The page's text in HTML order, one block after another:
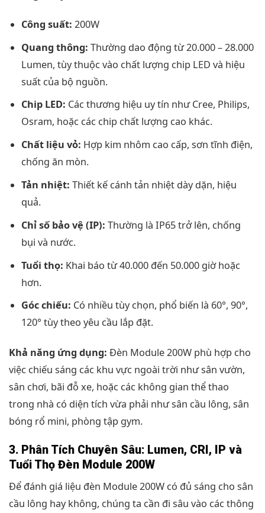
Công suất: 200W
Quang thông: Thường dao động từ 20.000 – 28.000
Lumen, tùy thuộc vào chất lượng chip LED và hiệu
suất của bộ nguồn.
Chip LED: Các thương hiệu uy tín như Cree, Philips,
Osram, hoặc các chip chất lượng cao khác.
Chất liệu vỏ: Hợp kim nhôm cao cấp, sơn tĩnh điện,
chống ăn mòn.
Tản nhiệt: Thiết kế cánh tản nhiệt dày dặn, hiệu
quả.
Chỉ số bảo vệ (IP): Thường là IP65 trở lên, chống
bụi và nước.
Tuổi thọ: Khai báo từ 40.000 đến 50.000 giờ hoặc
hơn.
Góc chiếu: Có nhiều tùy chọn, phổ biến là 60°, 90°,
120° tùy theo yêu cầu lắp đặt.
Khả năng ứng dụng: Đèn Module 200W phù hợp cho
việc chiếu sáng các khu vực ngoài trời như sân vườn,
sân chơi, bãi đỗ xe, hoặc các không gian thể thao
trong nhà có diện tích vừa phải như sân cầu lông, sân
bóng rổ mini, phòng tập gym.
3. Phân Tích Chuyên Sâu: Lumen, CRI, IP và
Tuổi Thọ Đèn Module 200W
Để đánh giá liệu đèn Module 200W có đủ sáng cho sân
cầu lông hay không, chúng ta cần đi sâu vào các thông